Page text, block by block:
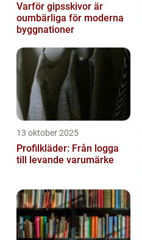
Varför gipsskivor är
oumbärliga för moderna
byggnationer
13 oktober 2025
Profilkläder: Från logga
till levande varumärke